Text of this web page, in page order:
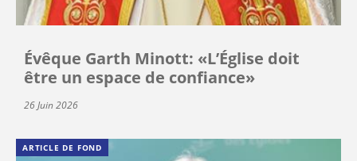
Évêque Garth Minott: «L’Église doit
être un espace de confiance»
26 Juin 2026
ARTICLE DE FOND